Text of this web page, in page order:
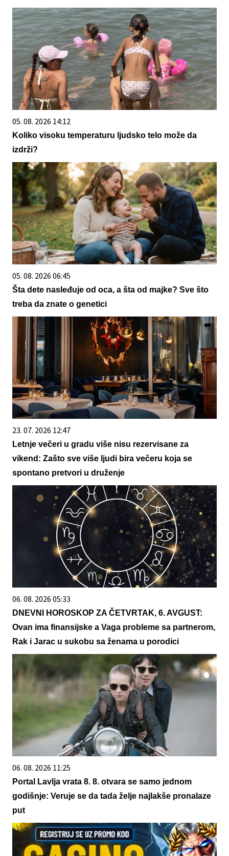
05. 08. 2026 14:12
Koliko visoku temperaturu ljudsko telo može da
izdrži?
05. 08. 2026 06:45
Šta dete nasleđuje od oca, a šta od majke? Sve što
treba da znate o genetici
23. 07. 2026 12:47
Letnje večeri u gradu više nisu rezervisane za
vikend: Zašto sve više ljudi bira večeru koja se
spontano pretvori u druženje
06. 08. 2026 05:33
DNEVNI HOROSKOP ZA ČETVRTAK, 6. AVGUST:
Ovan ima finansijske a Vaga probleme sa partnerom,
Rak i Jarac u sukobu sa ženama u porodici
06. 08. 2026 11:25
Portal Lavlja vrata 8. 8. otvara se samo jednom
godišnje: Veruje se da tada želje najlakše pronalaze
put